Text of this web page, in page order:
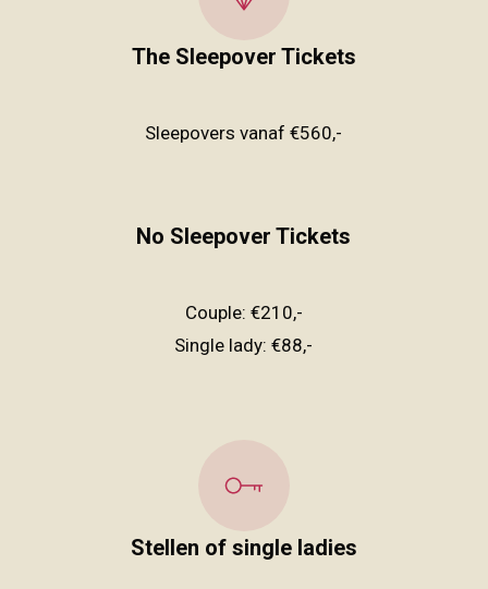
The Sleepover Tickets
Sleepovers vanaf €560,-
No Sleepover Tickets
Couple: €210,-
Single lady: €88,-
Stellen of single ladies